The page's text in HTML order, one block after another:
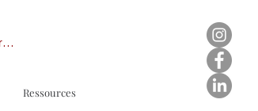
professionnel/My Groups
Ressources